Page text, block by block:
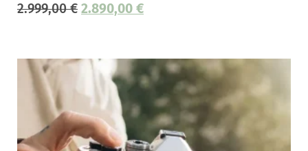
2.999,00€ 2.890,00 €